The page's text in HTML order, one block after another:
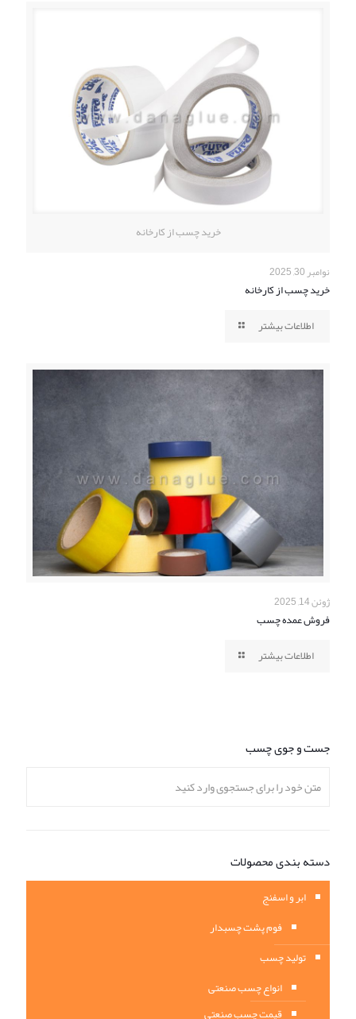
خرید چسب از کارخانه
نوامبر 30, 2025
خرید چسب از کارخانه
اطلاعات بیشتر
ژوئن 14, 2025
فروش عمده چسب
اطلاعات بیشتر
جست و جوی چسب
دسته بندی محصولات
ابر و اسفنج
فوم پشت چسبدار
تولید چسب
انواع چسب صنعتی
قیمت چسب صنعتی